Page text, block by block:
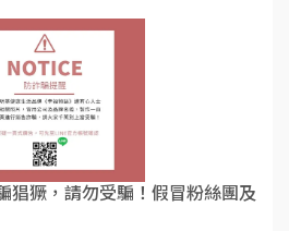
猖獗，請勿受騙！假冒粉絲團及